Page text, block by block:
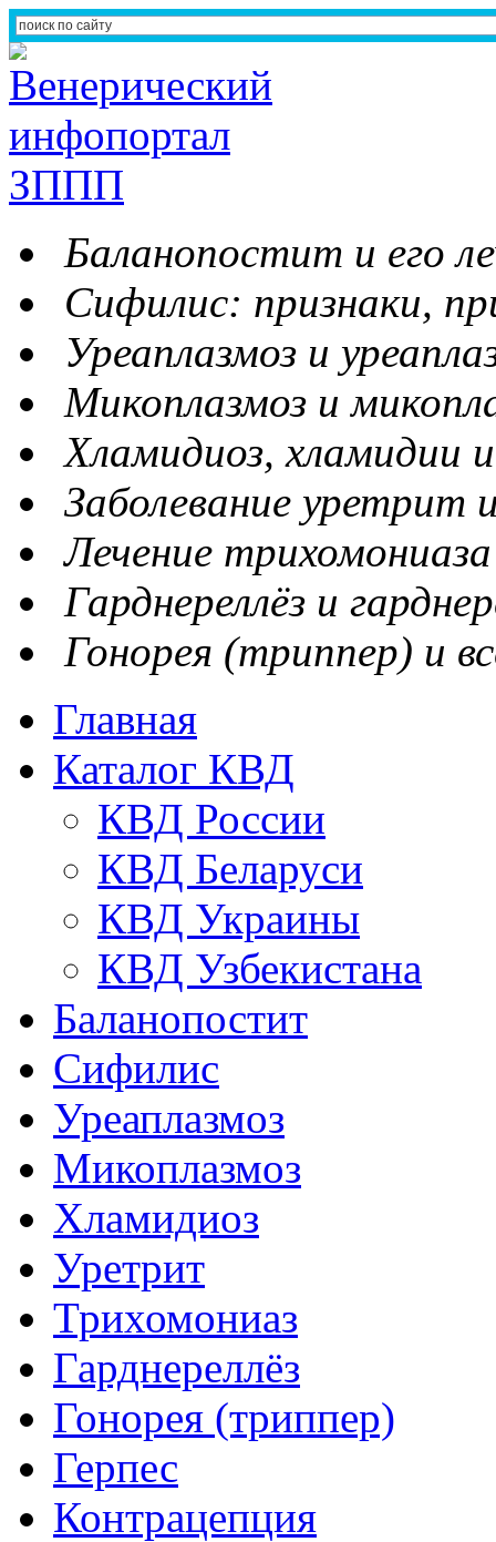
Баланопостит и его
Сифилис: признаки,
Уреаплазмоз и
Микоплазмоз и
Хламидиоз, хламидии
Заболевание уретрит
Лечение
Гарднереллёз и
Гонорея (триппер) и
Главная
Каталог КВД
КВД России
КВД Беларуси
КВД Украины
КВД Узбекистана
Баланопостит
Сифилис
Уреаплазмоз
Микоплазмоз
Хламидиоз
Уретрит
Трихомониаз
Гарднереллёз
Гонорея (триппер)
Герпес
Контрацепция